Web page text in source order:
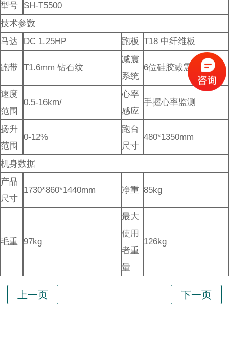
型号
SH-T5500
技术参数
马达
DC 1.25HP 跑板 T18 中纤维板
跑带 T1.6mm 钻石纹
减震
系统
6位硅胶减震
速度
范围
0.5-16km/
心率
感应
手握心率监测
扬升
范围
0-12%
跑台
尺寸
480*1350mm
机身数据
产品
尺寸
1730*860*1440mm 净重 85kg
毛重 97kg
最大
使用
者重
量
126kg